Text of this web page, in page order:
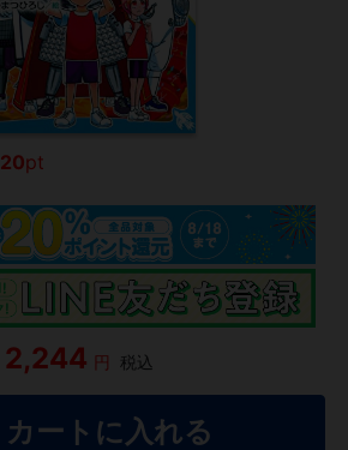
20pt
2,244 円 税込
カートに入れる